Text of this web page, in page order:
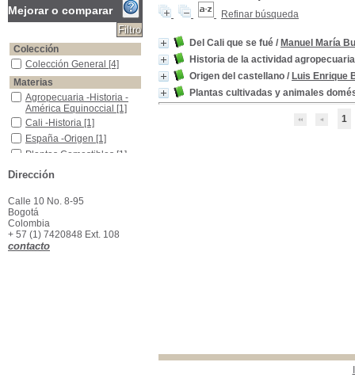
Refinar búsqueda
Del Cali que se fué / Manuel María
Historia de la actividad
Origen del castellano / Luis Enrique
Plantas cultivadas y animales
1
Mejorar o comparar
Colección
Colección General
Colección General [4]
Materias
Agropecuaria -Historia - América Equinoccial
Agropecuaria -Historia -
América Equinoccial [1]
Cali -Historia
Cali -Historia [1]
España -Origen
España -Origen [1]
Plantas Comestibles
Plantas Comestibles [1]
Dirección
Calle 10 No. 8-95
Bogotá
Colombia
+ 57 (1) 7420848 Ext. 108
contacto